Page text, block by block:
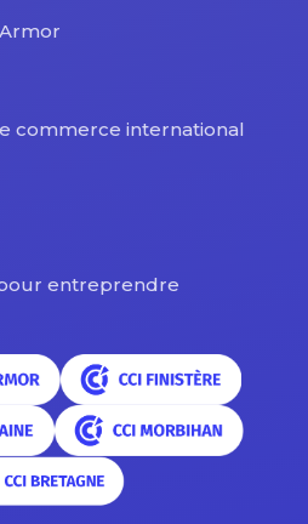
commerce international
entreprendre